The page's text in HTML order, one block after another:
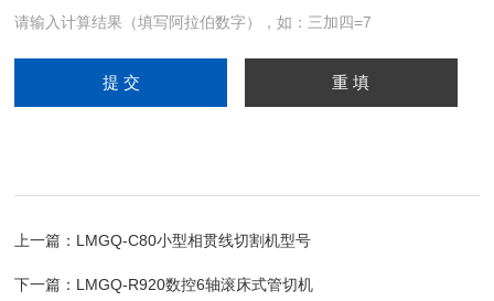
请输入计算结果（填写阿拉伯数字），如：三加四=7
上一篇： LMGQ-C80小型相贯线切割机型号
下一篇： LMGQ-R920数控6轴滚床式管切机